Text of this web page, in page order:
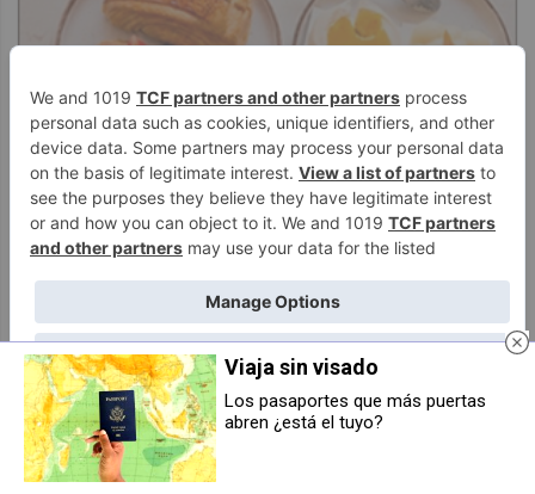
El 77% de los vecinos de
Erripagaña prefiere que el barrio
se unifique y pertenezca al
Ayuntamiento de Pamplona
El concejo de Egüés arranca este
Viaja sin visado
Los pasaportes que más puertas
abren ¿está el tuyo?